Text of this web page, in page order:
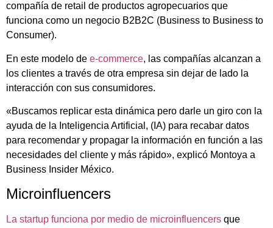
compañía de retail de productos agropecuarios que
funciona como un negocio B2B2C (Business to Business to
Consumer).
En este modelo de e-commerce, las compañías alcanzan a
los clientes a través de otra empresa sin dejar de lado la
interacción con sus consumidores.
«Buscamos replicar esta dinámica pero darle un giro con la
ayuda de la Inteligencia Artificial, (IA) para recabar datos
para recomendar y propagar la información en función a las
necesidades del cliente y más rápido», explicó Montoya a
Business Insider México.
Microinfluencers
La startup funciona por medio de microinfluencers que